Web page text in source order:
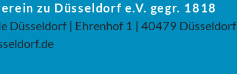
zu Düsseldorf e.V. gegr. 1818
Düsseldorf | Ehrenhof 1 | 40479 Düsseldorf